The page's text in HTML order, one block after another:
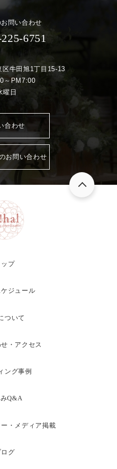
問い合わせ
6751
牛田旭1丁目15-13
～PM7:00
曜日
合わせ
お問い合わせ
ップ
ジュール
ついて
・アクセス
ング事例
Q&A
・メディア掲載
ログ